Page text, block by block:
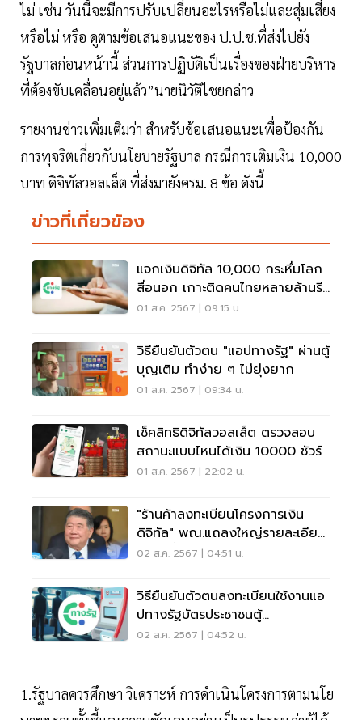
ไม่ เช่น วันนี้จะมีการปรับเปลี่ยนอะไรหรือไม่และสุ่มเสี่ยง
หรือไม่ หรือ ดูตามข้อเสนอแนะของ ป.ป.ช.ที่ส่งไปยัง
รัฐบาลก่อนหน้านี้ ส่วนการปฏิบัติเป็นเรื่องของฝ่ายบริหาร
ที่ต้องขับเคลื่อนอยู่แล้ว”นายนิวัติไชยกล่าว
รายงานข่าวเพิ่มเติมว่า สำหรับข้อเสนอแนะเพื่อป้องกัน
การทุจริตเกี่ยวกับนโยบายรัฐบาล กรณีการเติมเงิน 10,000
บาท ดิจิทัลวอลเล็ต ที่ส่งมายังครม. 8 ข้อ ดังนี้
ข่าวที่เกี่ยวข้อง
แจกเงินดิจิทัล 10,000 กระหึ่มโลก
สื่อนอก เกาะติดคนไทยหลายล้านรีบ
ลงทะเบียน
01 ส.ค. 2567 | 09:15 น.
วิธียืนยันตัวตน "แอปทางรัฐ" ผ่านตู้
บุญเติม ทำง่าย ๆ ไม่ยุ่งยาก
01 ส.ค. 2567 | 09:34 น.
เช็คสิทธิดิจิทัลวอลเล็ต ตรวจสอบ
สถานะแบบไหนได้เงิน 10000 ชัวร์
01 ส.ค. 2567 | 22:02 น.
"ร้านค้าลงทะเบียนโครงการเงิน
ดิจิทัล" พณ.แถลงใหญ่รายละเอียด
5 ส.ค.นี้
02 ส.ค. 2567 | 04:51 น.
วิธียืนยันตัวตนลงทะเบียนใช้งานแอ
ปทางรัฐบัตรประชาชนตู้
อเนกประสงค์ภาครัฐ
02 ส.ค. 2567 | 04:52 น.
1.รัฐบาลควรศึกษา วิเคราะห์ การดำเนินโครงการตามนโย